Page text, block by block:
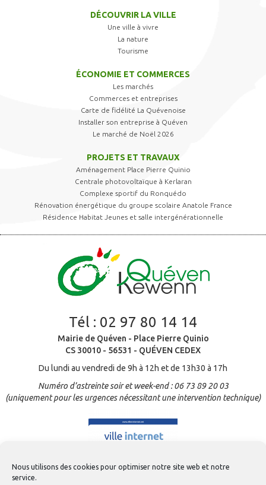
Nous utilisons des cookies pour optimiser notre site web et notre
service.
DÉCOUVRIR LA VILLE
Une ville à vivre
La nature
Tourisme
ÉCONOMIE ET COMMERCES
Les marchés
Commerces et entreprises
Carte de fidélité La Quévenoise
Installer son entreprise à Quéven
Le marché de Noël 2026
PROJETS ET TRAVAUX
Aménagement Place Pierre Quinio
Centrale photovoltaïque à Kerlaran
Complexe sportif du Ronquédo
Rénovation énergétique du groupe scolaire Anatole France
Résidence Habitat Jeunes et salle intergénérationnelle
Tél : 02 97 80 14 14
Mairie de Quéven - Place Pierre Quinio
CS 30010 - 56531 - QUÉVEN CEDEX
Du lundi au vendredi de 9h à 12h et de 13h30 à 17h
Numéro d’astreinte soir et week-end : 06 73 89 20 03
(uniquement pour les urgences nécessitant une intervention technique)